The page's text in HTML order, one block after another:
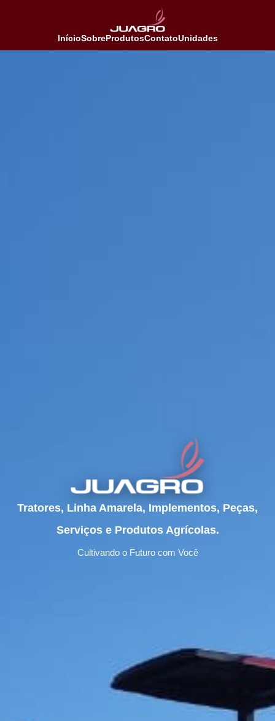
InícioSobreProdutosContatoUnidades
Tratores, Linha Amarela, Implementos, Peças,
Serviços e Produtos Agrícolas.
Cultivando o Futuro com Você